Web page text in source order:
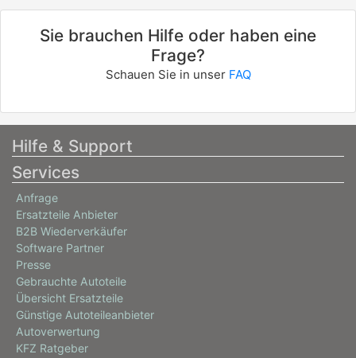
Sie brauchen Hilfe oder haben eine
Frage?
Schauen Sie in unser FAQ
Hilfe & Support
Services
Anfrage
Ersatzteile Anbieter
B2B Wiederverkäufer
Software Partner
Presse
Gebrauchte Autoteile
Übersicht Ersatzteile
Günstige Autoteileanbieter
Autoverwertung
KFZ Ratgeber